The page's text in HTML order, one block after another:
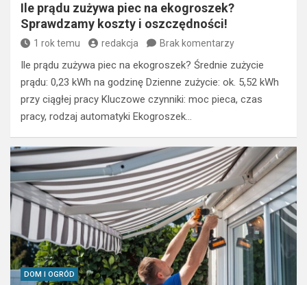
Ile prądu zużywa piec na ekogroszek?
Sprawdzamy koszty i oszczędności!
1 rok temu redakcja Brak komentarzy
Ile prądu zużywa piec na ekogroszek? Średnie zużycie
prądu: 0,23 kWh na godzinę Dzienne zużycie: ok. 5,52 kWh
przy ciągłej pracy Kluczowe czynniki: moc pieca, czas
pracy, rodzaj automatyki Ekogroszek…
DOM I OGRÓD